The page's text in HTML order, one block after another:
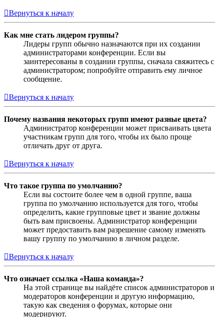
Вернуться к началу
Как мне стать лидером группы?
Лидеры групп обычно назначаются при их создании
администраторами конференции. Если вы
заинтересованы в создании группы, сначала свяжитесь с
администратором; попробуйте отправить ему личное
сообщение.
Вернуться к началу
Почему названия некоторых групп имеют разные цвета?
Администратор конференции может присваивать цвета
участникам групп для того, чтобы их было проще
отличать друг от друга.
Вернуться к началу
Что такое группа по умолчанию?
Если вы состоите более чем в одной группе, ваша
группа по умолчанию используется для того, чтобы
определить, какие групповые цвет и звание должны
быть вам присвоены. Администратор конференции
может предоставить вам разрешение самому изменять
вашу группу по умолчанию в личном разделе.
Вернуться к началу
Что означает ссылка «Наша команда»?
На этой странице вы найдёте список администраторов и
модераторов конференции и другую информацию,
такую как сведения о форумах, которые они
модерируют.